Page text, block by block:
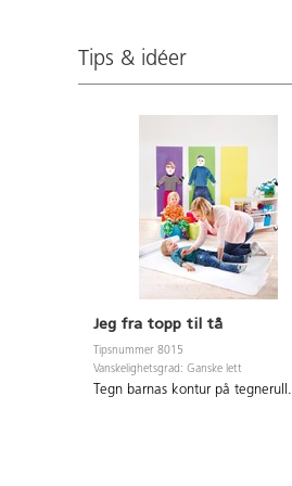
Tips & idéer
Jeg fra topp til tå
Tipsnummer 8015
Vanskelighetsgrad: Ganske lett
Tegn barnas kontur på tegnerull.